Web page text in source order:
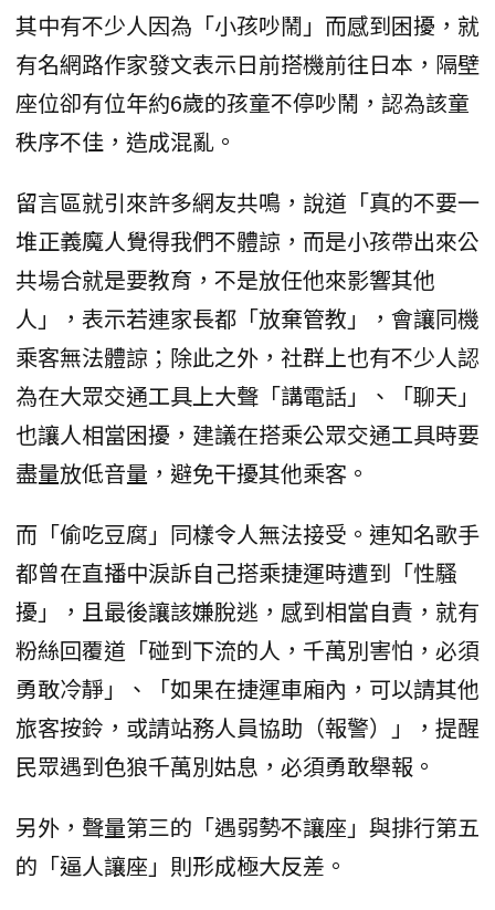
其中有不少人因為「小孩吵鬧」而感到困擾，就
有名網路作家發文表示日前搭機前往日本，隔壁
座位卻有位年約6歲的孩童不停吵鬧，認為該童
秩序不佳，造成混亂。
留言區就引來許多網友共鳴，說道「真的不要一
堆正義魔人覺得我們不體諒，而是小孩帶出來公
共場合就是要教育，不是放任他來影響其他
人」，表示若連家長都「放棄管教」，會讓同機
乘客無法體諒；除此之外，社群上也有不少人認
為在大眾交通工具上大聲「講電話」、「聊天」
也讓人相當困擾，建議在搭乘公眾交通工具時要
盡量放低音量，避免干擾其他乘客。
而「偷吃豆腐」同樣令人無法接受。連知名歌手
都曾在直播中淚訴自己搭乘捷運時遭到「性騷
擾」，且最後讓該嫌脫逃，感到相當自責，就有
粉絲回覆道「碰到下流的人，千萬別害怕，必須
勇敢冷靜」、「如果在捷運車廂內，可以請其他
旅客按鈴，或請站務人員協助（報警）」，提醒
民眾遇到色狼千萬別姑息，必須勇敢舉報。
另外，聲量第三的「遇弱勢不讓座」與排行第五
的「逼人讓座」則形成極大反差。